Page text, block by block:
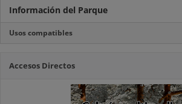
Información del Parque
Usos compatibles
Accesos Directos